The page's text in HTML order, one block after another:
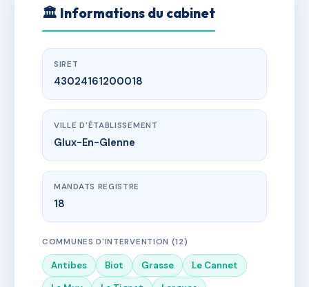
🏛 Informations du cabinet
SIRET
43024161200018
VILLE D'ÉTABLISSEMENT
Glux-En-Glenne
MANDATS REGISTRE
18
COMMUNES D'INTERVENTION (12)
Antibes Biot Grasse
Le Cannet